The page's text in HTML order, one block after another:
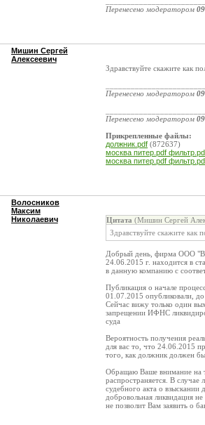
Перенесено модератором
Мишин Сергей
Алексеевич
Здравствуйте скажите как
Перенесено модератором
Перенесено модератором
Прикрепленные файлы:
должник.pdf (872637)
москва питер.pdf
москва питер.pdf
Волосников
Максим
Николаевич
Цитата (Мишин Сергей
Здравствуйте скажите как
Добрый день, фирма ООО
24.06.2015 г. находится в
в данную компанию с
Публикация о начале
01.07.2015 опубликовали,
Сейчас вижу только один
запрещении ИФНС
суда
Вероятность получения
для вас то, что 24.06.2015
того, как должник должен
Обращаю Ваше внимание на
распространяется. В
судебного акта о взыскании
добровольная ликвидация
не позволит Вам заявить о